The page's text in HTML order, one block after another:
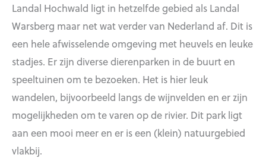
Landal Hochwald ligt in hetzelfde gebied als Landal
Warsberg maar net wat verder van Nederland af. Dit is
een hele afwisselende omgeving met heuvels en leuke
stadjes. Er zijn diverse dierenparken in de buurt en
speeltuinen om te bezoeken. Het is hier leuk
wandelen, bijvoorbeeld langs de wijnvelden en er zijn
mogelijkheden om te varen op de rivier. Dit park ligt
aan een mooi meer en er is een (klein) natuurgebied
vlakbij.